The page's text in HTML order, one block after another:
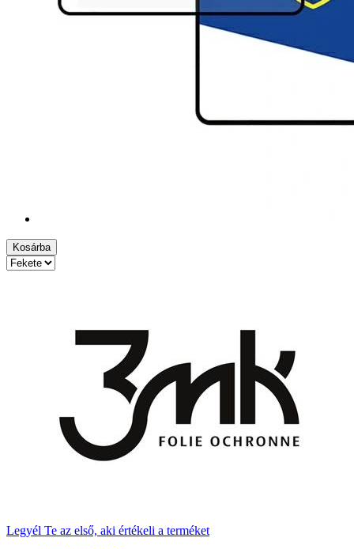
Kosárba
Legyél Te az első, aki értékeli a terméket